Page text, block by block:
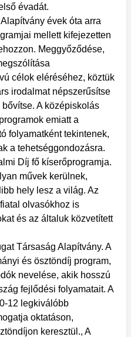
évadát.
évek óta arra
mellett kifejezetten
Meggyőződése,
célok eléréséhez, köztük
irodalmat népszerűsítse
A középiskolás
emiatt a
folyamatként tekintenek,
a tehetséggondozásra.
Díj fő kíserőprogramja.
művek kerülnek,
hely lesz a világ. Az
olvasókhoz is
és az általuk közvetített
Társaság Alapítvány. A
és ösztöndíj program,
nevelése, akik hosszú
fejlődési folyamatait. A
12 legkiválóbb
oktatáson,
keresztül., A